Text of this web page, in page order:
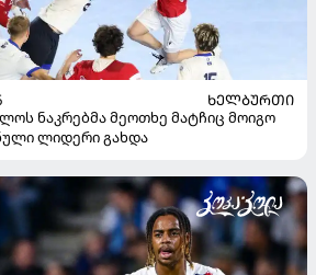
ᲮᲔᲚᲑᲣᲠᲗᲘ
ნაკრებმა მეოთხე მატჩიც მოიგო
ლიდერი გახდა